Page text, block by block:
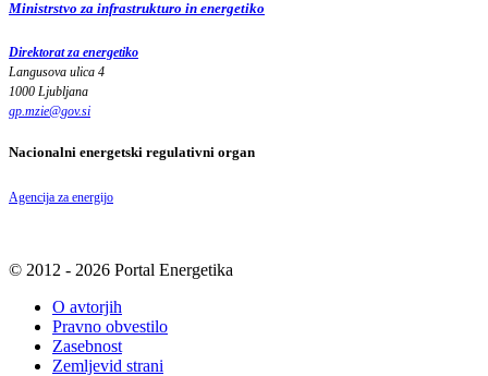
Ministrstvo za infrastrukturo in energetiko
Direktorat za energetiko
Langusova ulica 4
1000 Ljubljana
gp.mzie@gov.si
Nacionalni energetski regulativni organ
Agencija za energijo
© 2012 - 2026 Portal Energetika
O avtorjih
Pravno obvestilo
Zasebnost
Zemljevid strani